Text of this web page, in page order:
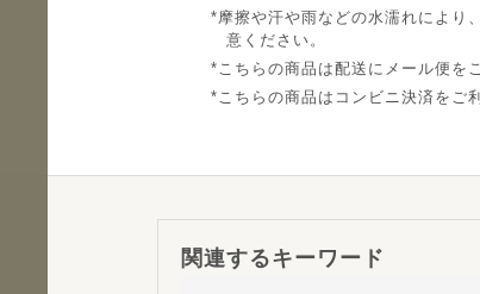
摩擦や汗や雨などの水濡れにより
意ください。
こちらの商品は配送にメール便を
こちらの商品はコンビニ決済をご
関連するキーワード